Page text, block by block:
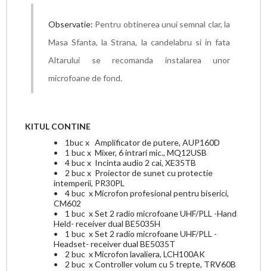
Observatie: Pentru obtinerea unui semnal clar, la
Masa Sfanta, la Strana, la candelabru si in fata
Altarului se recomanda instalarea unor
microfoane de fond.
KITUL CONTINE
•
1buc x Amplificator de putere, AUP160D
•
1 buc x Mixer, 6 intrari mic., MQ12USB
•
4 buc x Incinta audio 2 cai, XE35TB
•
2 buc x Proiector de sunet cu protectie
intemperii, PR30PL
•
4 buc x Microfon profesional pentru biserici,
CM602
•
1 buc x Set 2 radio microfoane UHF/PLL -Hand
Held- receiver dual BE5035H
•
1 buc xSet 2 radio microfoane UHF/PLL -
Headset- receiver dual BE5035T
•
2 buc x Microfon lavaliera, LCH100AK
•
2 buc x Controller volum cu 5 trepte, TRV60B